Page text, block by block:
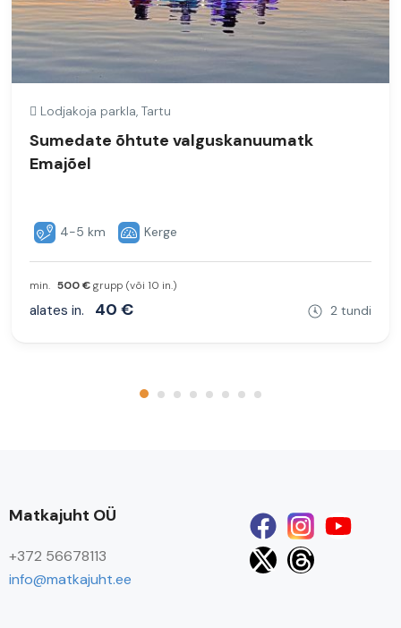
Lodjakoja parkla, Tartu
Sumedate õhtute valguskanuumatk
Emajõel
4-5 km Kerge
min. 500 €grupp (või 10 in.)
alates in. 40 € 2 tundi
Matkajuht OÜ
+372 56678113
info@matkajuht.ee